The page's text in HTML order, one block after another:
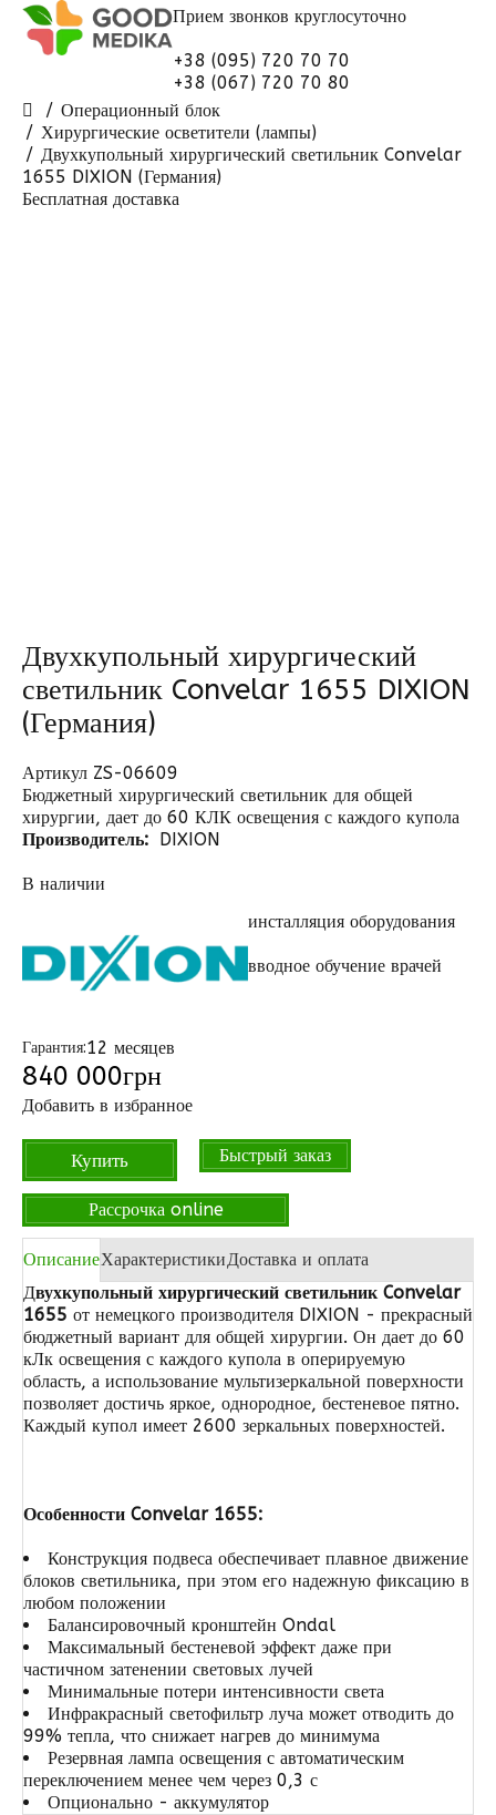
Прием звонков круглосуточно
+38 (095) 720 70 70
+38 (067) 720 70 80
Операционный блок
Хирургические осветители (лампы)
Двухкупольный хирургический светильник Convelar
1655 DIXION (Германия)
Бесплатная доставка
Двухкупольный хирургический
светильник Convelar 1655 DIXION
(Германия)
Артикул ZS-06609
Бюджетный хирургический светильник для общей
хирургии, дает до 60 КЛК освещения с каждого купола
Производитель: DIXION
В наличии
Гарантия:12 месяцев
инсталляция оборудования
вводное обучение врачей
840 000грн
Добавить в избранное
Купить Быстрый заказ
Рассрочка online
ОписаниеХарактеристикиДоставка и оплата
Двухкупольный хирургический светильникConvelar
1655 от немецкого производителя DIXION - прекрасный
бюджетный вариант для общей хирургии. Он дает до 60
кЛк освещения с каждого купола в оперируемую
область, а использование мультизеркальной поверхности
позволяет достичь яркое, однородное, бестеневое пятно.
Каждый купол имеет 2600 зеркальных поверхностей.
Особенности Convelar 1655:
Конструкция подвеса обеспечивает плавное движение
блоков светильника, при этом его надежную фиксацию в
любом положении
Балансировочный кронштейн Ondal
Максимальный бестеневой эффект даже при
частичном затенении световых лучей
Минимальные потери интенсивности света
Инфракрасный светофильтр луча может отводить до
99% тепла, что снижает нагрев до минимума
Резервная лампа освещения с автоматическим
переключением менее чем через 0,3 с
Опционально - аккумулятор